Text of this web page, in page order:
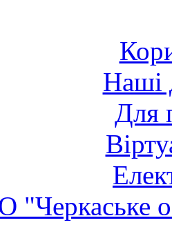
Наші
Для
"Черкаське